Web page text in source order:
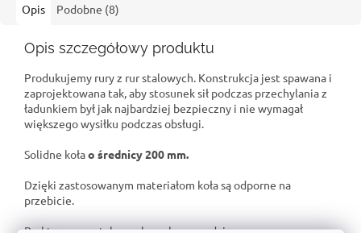
Opis Podobne (8)
Opis szczegółowy produktu
Produkujemy rury z rur stalowych. Konstrukcja jest spawana i
zaprojektowana tak, aby stosunek sił podczas przechylania z
ładunkiem był jak najbardziej bezpieczny i nie wymagał
większego wysiłku podczas obsługi.
Solidne kołao średnicy 200 mm.
Dzięki zastosowanym materiałom koła są odporne na
przebicie.